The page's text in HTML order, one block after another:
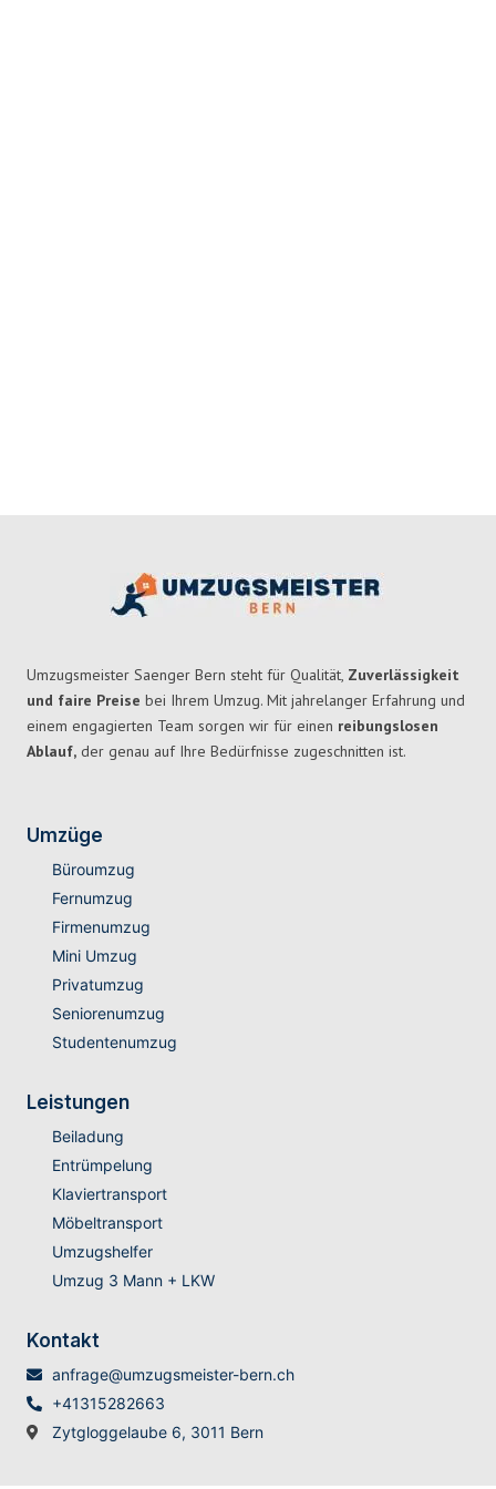
Umzugsmeister Saenger Bern steht für Qualität, Zuverlässigkeit
und faire Preise bei Ihrem Umzug. Mit jahrelanger Erfahrung und
einem engagierten Team sorgen wir für einen reibungslosen
Ablauf, der genau auf Ihre Bedürfnisse zugeschnitten ist.
Umzüge
Büroumzug
Fernumzug
Firmenumzug
Mini Umzug
Privatumzug
Seniorenumzug
Studentenumzug
Leistungen
Beiladung
Entrümpelung
Klaviertransport
Möbeltransport
Umzugshelfer
Umzug 3 Mann + LKW
Kontakt
anfrage@umzugsmeister-bern.ch
+41315282663
Zytgloggelaube 6, 3011 Bern